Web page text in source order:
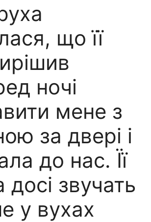
що її
ночі
мене з
за двері і
до нас. Її
досі звучать
у вухах